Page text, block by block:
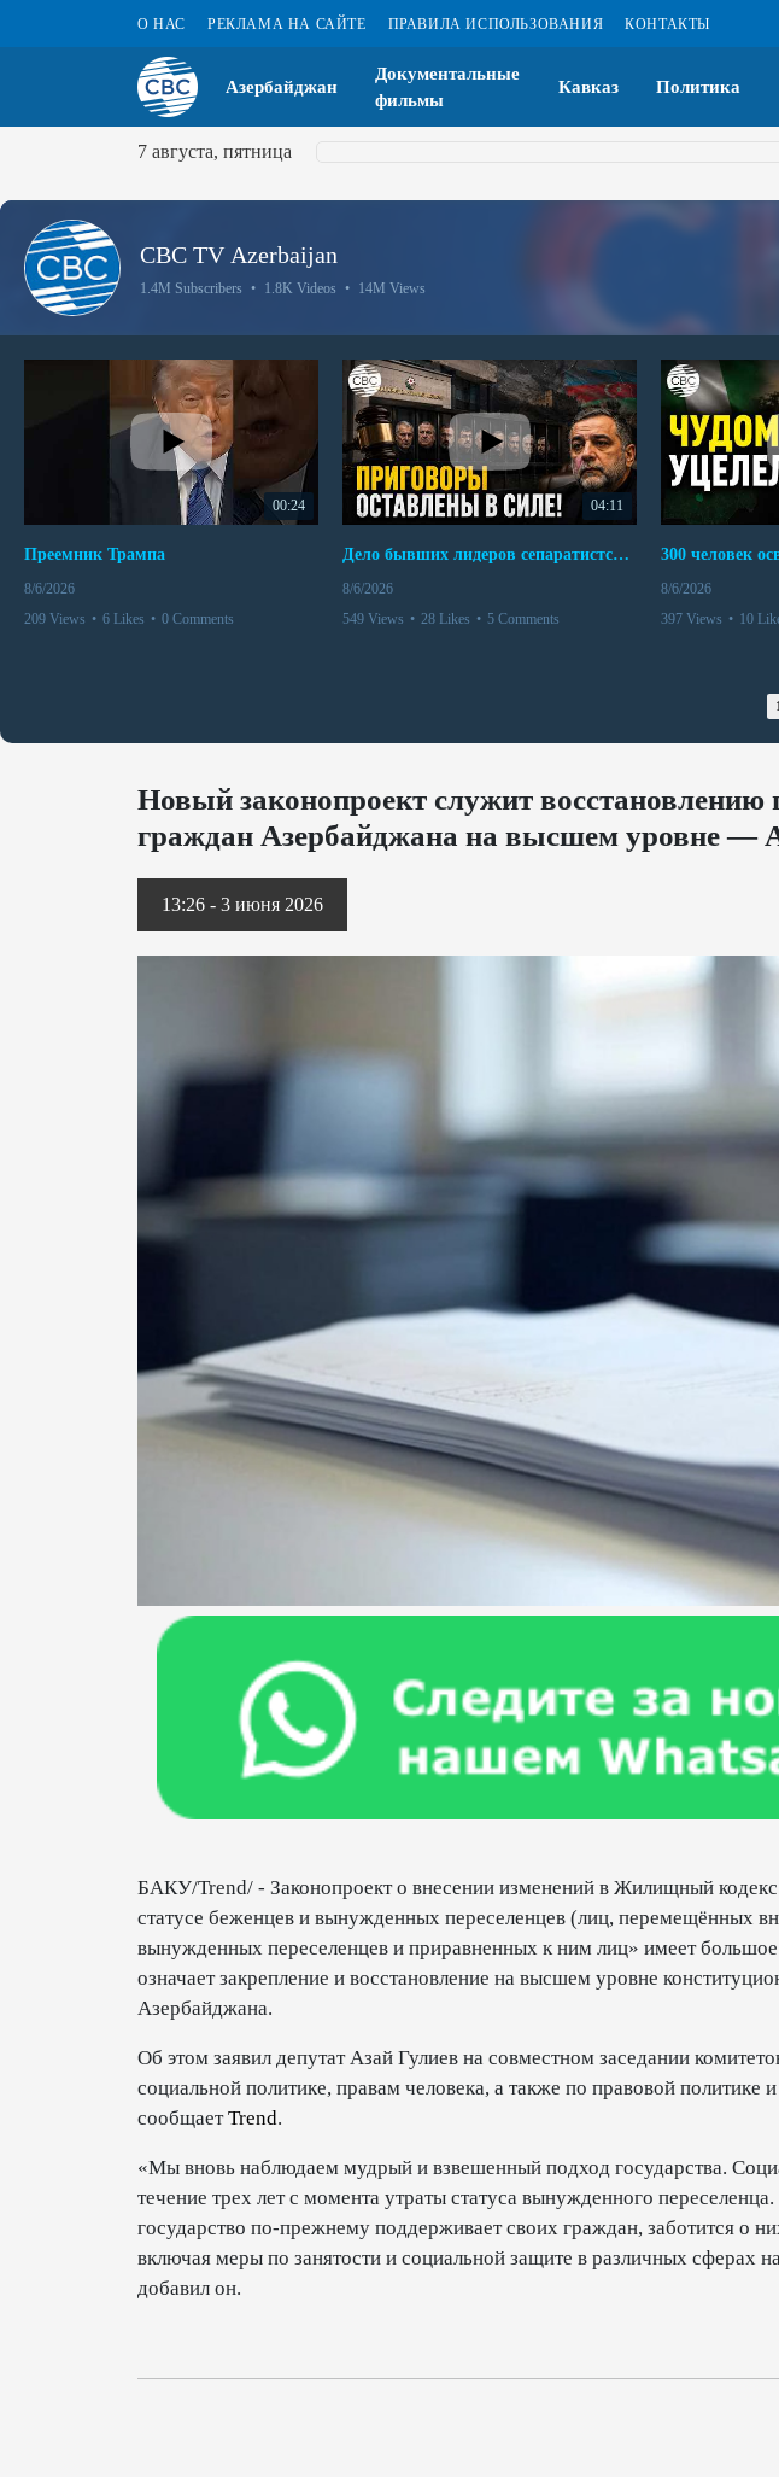
О НАС РЕКЛАМА НА САЙТЕ ПРАВИЛА ИСПОЛЬЗОВАНИЯ КОНТАКТЫ
Азербайджан
Документальные
фильмы
Кавказ Политика
7 августа, пятница
CBC TV Azerbaijan
1.4M Subscribers • 1.8K Videos • 14M Views
00:24
Преемник Трампа
8/6/2026
209 Views • 6 Likes • 0 Comments
04:11
Дело бывших лидеров сепаратистского режима в Карабахе
8/6/2026
549 Views • 28 Likes • 5 Comments
8/6/2026
397 Views • 10
1
Новый законопроект служит восстановлению
граждан Азербайджана на высшем уровне —
13:26 - 3 июня 2026
БАКУ/Trend/ - Законопроект о внесении изменений в Жилищный
статусе беженцев и вынужденных переселенцев (лиц, перемещённых
вынужденных переселенцев и приравненных к ним лиц» имеет
означает закрепление и восстановление на высшем уровне
Азербайджана.
Об этом заявил депутат Азай Гулиев на совместном заседании
социальной политике, правам человека, а также по правовой политике
сообщаетTrend.
«Мы вновь наблюдаем мудрый и взвешенный подход государства.
течение трех лет с момента утраты статуса вынужденного
государство по-прежнему поддерживает своих граждан, заботится о
включая меры по занятости и социальной защите в различных сферах
добавил он.